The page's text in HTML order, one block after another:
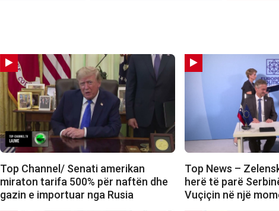
Top Channel/ Senati amerikan
miraton tarifa 500% për naftën dhe
gazin e importuar nga Rusia
Top News –
herë të parë
Vuçiçin në një